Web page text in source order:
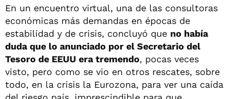
En un encuentro virtual, una de las consultoras
económicas más demandas en épocas de
estabilidad y de crisis, concluyó que no había
duda que lo anunciado por el Secretario del
Tesoro de EEUU era tremendo, pocas veces
visto, pero como se vio en otros rescates, sobre
todo, en la crisis la Eurozona, para ver una caída